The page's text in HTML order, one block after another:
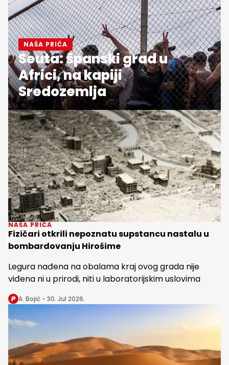
NAŠA PRIČA
Seuta: španski grad u
Africi, na kapiji
Sredozemlja
NAŠA PRIČA
Fizičari otkrili nepoznatu supstancu nastalu u
bombardovanju Hirošime
Legura nađena na obalama kraj ovog grada nije
viđena ni u prirodi, niti u laboratorijskim uslovima
A. Bojić - 30. Jul 2026.